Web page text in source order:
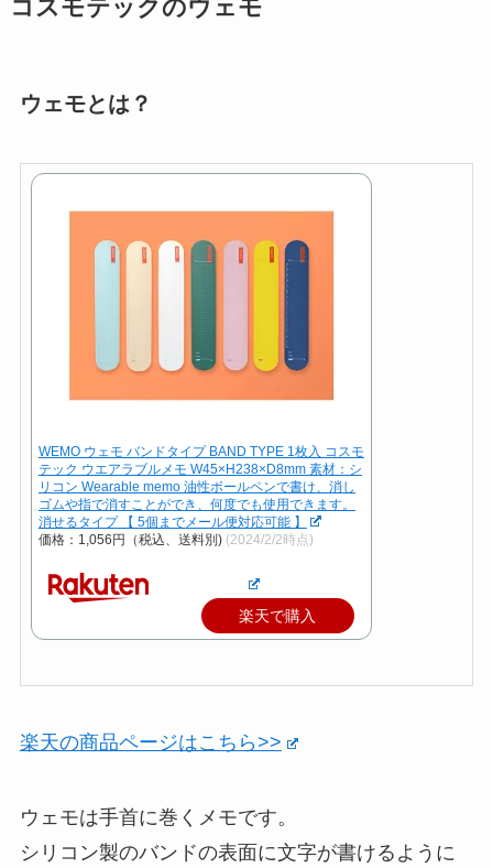
コスモテックのウェモ
ウェモとは？
WEMO ウェモ バンドタイプ BAND TYPE 1枚入 コスモ
テック ウエアラブルメモ W45×H238×D8mm 素材：シ
リコン Wearable memo 油性ボールペンで書け、消し
ゴムや指で消すことができ、何度でも使用できます。
消せるタイプ 【 5個までメール便対応可能 】
価格：1,056円（税込、送料別) (2024/2/2時点)
楽天で購入
楽天の商品ページはこちら>>
ウェモは手首に巻くメモです。
シリコン製のバンドの表面に文字が書けるように